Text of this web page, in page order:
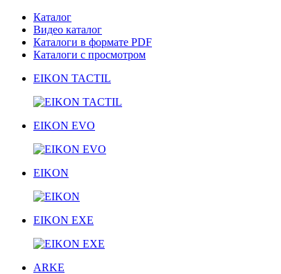
Каталог
Видео каталог
Каталоги в формате PDF
Каталоги с просмотром
EIKON TACTIL
EIKON EVO
EIKON
EIKON EXE
ARKE